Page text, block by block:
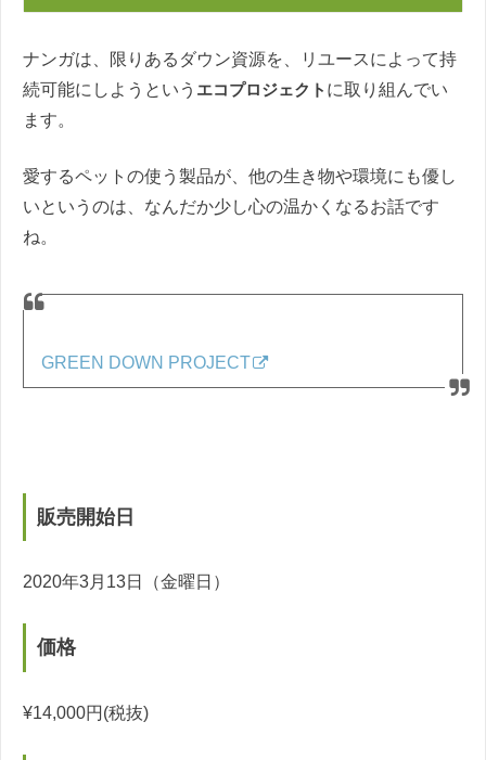
ナンガは、限りあるダウン資源を、リユースによって持
続可能にしようという エコプロジェクト に取り組んでい
ます。
愛するペットの使う製品が、他の生き物や環境にも優し
いというのは、なんだか少し心の温かくなるお話です
ね。
GREEN DOWN PROJECT
販売開始日
2020年3月13日（金曜日）
価格
¥14,000円(税抜)